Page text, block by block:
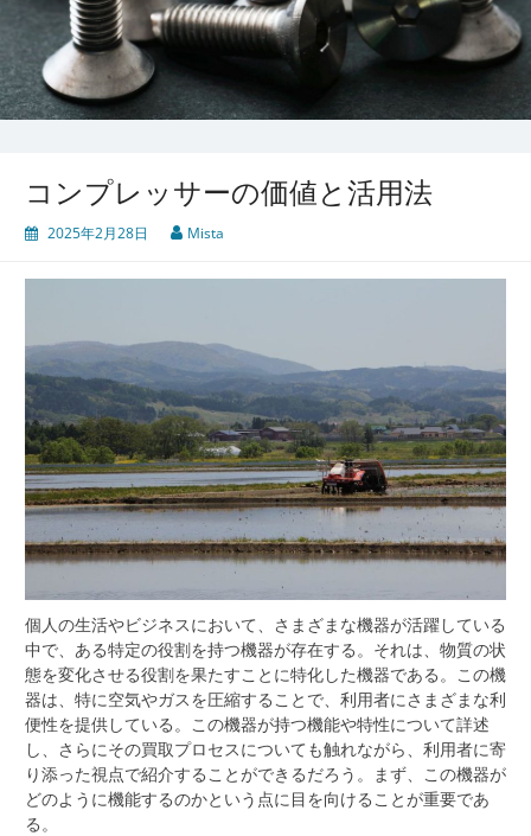
コンプレッサーの価値と活用法
2025年2月28日 Mista
個人の生活やビジネスにおいて、さまざまな機器が活躍している
中で、ある特定の役割を持つ機器が存在する。 それは、物質の状
態を変化させる役割を果たすことに特化した機器である。この機
器は、特に空気やガスを圧縮することで、利用者にさまざまな利
便性を提供している。この機器が持つ機能や特性について詳述
し、さらにその買取プロセスについても触れながら、利用者に寄
り添った視点で紹介することができるだろう。まず、この機器が
どのように機能するのかという点に目を向けることが重要であ
る。